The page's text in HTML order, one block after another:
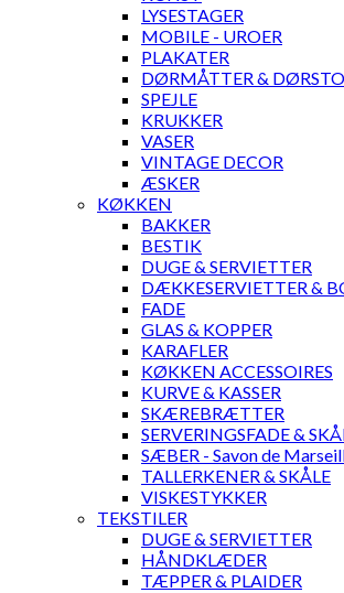
LYSESTAGER
MOBILE - UROER
PLAKATER
DØRMÅTTER &
SPEJLE
KRUKKER
VASER
VINTAGE DECOR
ÆSKER
KØKKEN
BAKKER
BESTIK
DUGE & SERVIETTER
DÆKKESERVIETTER &
FADE
GLAS & KOPPER
KARAFLER
KØKKEN ACCESSOIRES
KURVE & KASSER
SKÆREBRÆTTER
SERVERINGSFADE &
SÆBER - Savon de
TALLERKENER & SKÅLE
VISKESTYKKER
TEKSTILER
DUGE & SERVIETTER
HÅNDKLÆDER
TÆPPER & PLAIDER